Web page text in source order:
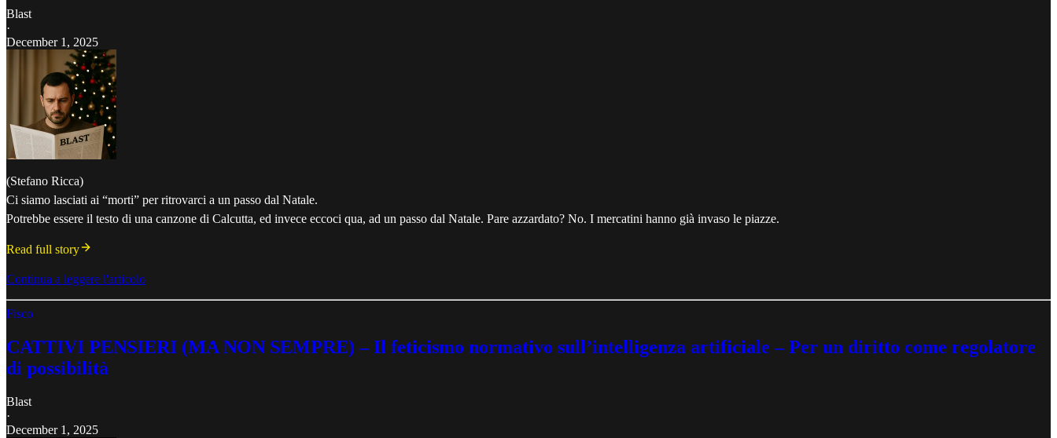
Blast
·
December 1, 2025
(Stefano Ricca)
Ci siamo lasciati ai “morti” per ritrovarci a un passo dal Natale.
Potrebbe essere il testo di una canzone di Calcutta, ed invece eccoci qua, ad un passo dal Natale. Pare azzardato? No. I mercatini hanno già invaso le piazze.
Read full story
Continua a leggere l'articolo
Fisco
CATTIVI PENSIERI (MA NON SEMPRE) – Il feticismo normativo sull’intelligenza artificiale – Per un diritto come regolatore
di possibilità
Blast
·
December 1, 2025